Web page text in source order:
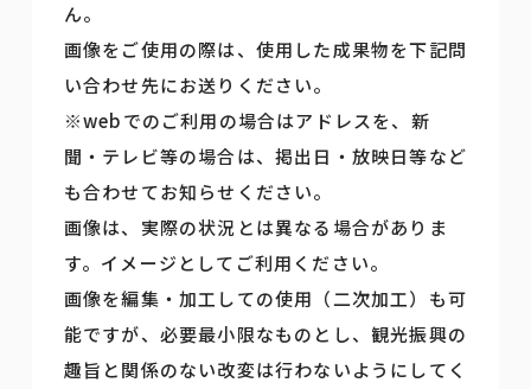
ん。
画像をご使用の際は、使用した成果物を下記問
い合わせ先にお送りください。
※webでのご利用の場合はアドレスを、新
聞・テレビ等の場合は、掲出日・放映日等など
も合わせてお知らせください。
画像は、実際の状況とは異なる場合がありま
す。イメージとしてご利用ください。
画像を編集・加工しての使用（二次加工）も可
能ですが、必要最小限なものとし、観光振興の
趣旨と関係のない改変は行わないようにしてく